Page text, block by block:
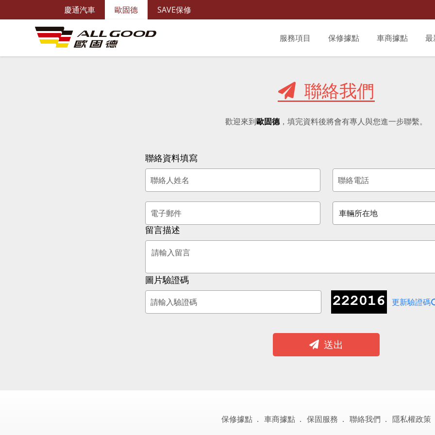
慶通汽車 歐固德 SAVE保修
服務項目 保修據點 車商據點 最
聯絡我們
歡迎來到歐固德，填完資料後將會有專人與您進一步聯繫。
聯絡資料填寫
留言描述
圖片驗證碼
更新驗證碼
送出
保修據點 車商據點 保固服務 聯絡我們 隱私權政策